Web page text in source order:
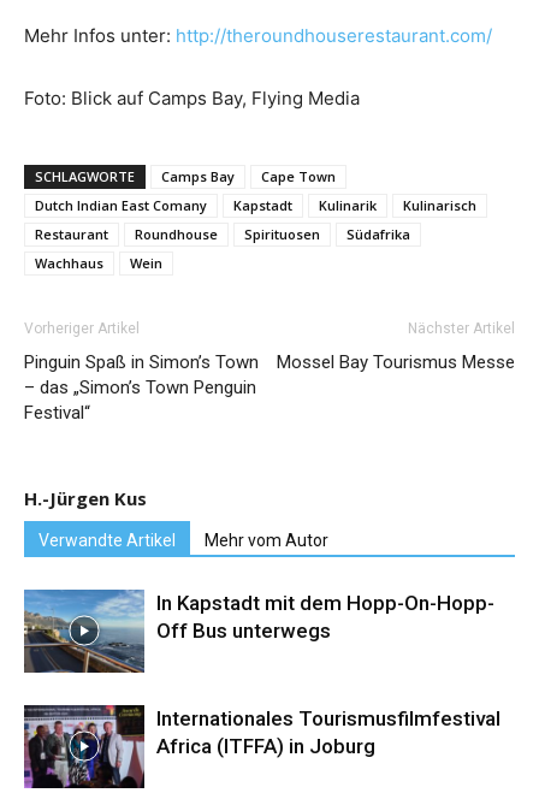
Mehr Infos unter: http://theroundhouserestaurant.com/
Foto: Blick auf Camps Bay, Flying Media
SCHLAGWORTE Camps Bay
Cape Town
Dutch Indian East Comany
Kapstadt Kulinarik
Kulinarisch
Restaurant
Roundhouse Spirituosen
Südafrika
Wachhaus
Wein
Vorheriger Artikel
Pinguin Spaß in Simon’s Town
– das „Simon’s Town Penguin
Festival“
Nächster Artikel
Mossel Bay Tourismus Messe
H.-Jürgen Kus
Verwandte Artikel Mehr vom Autor
In Kapstadt mit dem Hopp-On-Hopp-
Off Bus unterwegs
Internationales Tourismusfilmfestival
Africa (ITFFA) in Joburg